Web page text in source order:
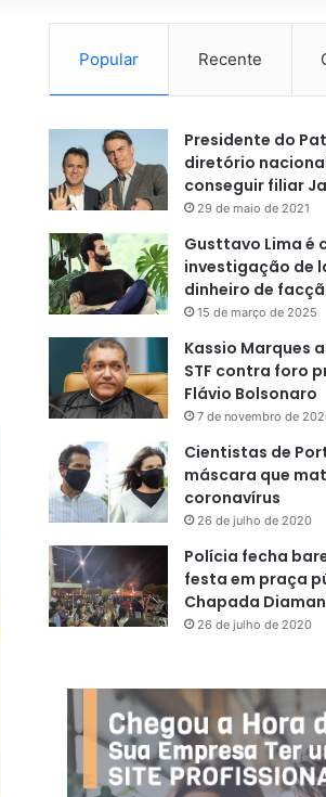
Popular Recente
Presidente do
diretório
conseguir filiar
29 de maio de 2021
Gusttavo Lima é
investigação de
dinheiro de
15 de março de 2025
Kassio Marques
STF contra foro
Flávio Bolsonaro
7 de novembro de
Cientistas de
máscara que
coronavírus
26 de julho de 2020
Polícia fecha
festa em praça
Chapada
26 de julho de 2020